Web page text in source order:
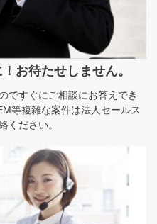
お待たせしません。
ですぐにご相談にお答えでき
等複雑な案件は法人セールス
ください。